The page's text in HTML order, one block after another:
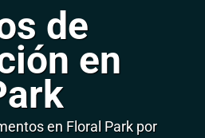
de
en
en Floral Park por